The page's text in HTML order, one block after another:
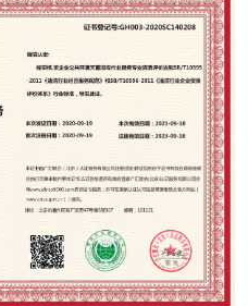
ISO9000
45001认证
知识产权体系认证
交通运输服务
消防设施工程专业承包
CCRC认证